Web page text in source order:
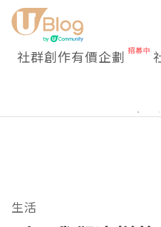
社群創作有價企劃
生活